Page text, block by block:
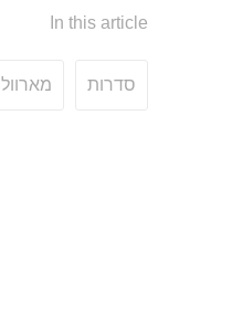
In this article
סדרות מארוול